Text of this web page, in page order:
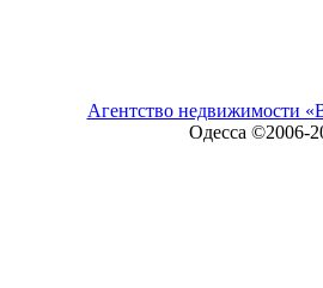
Агентство недвижимости
Одесса ©2006-